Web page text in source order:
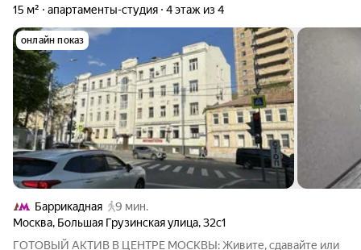
15 м² апартаменты-студия 4 этаж из 4
онлайн показ
Баррикадная
9 мин.
Москва, Большая Грузинская улица,32с1
ГОТОВЫЙ АКТИВ В ЦЕНТРЕ МОСКВЫ: Живите, сдавайте или